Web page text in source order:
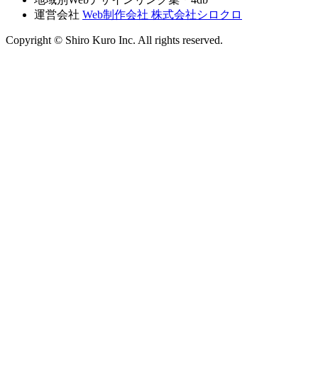
運営会社 Web制作会社 株式会社シロクロ
Copyright © Shiro Kuro Inc. All rights reserved.